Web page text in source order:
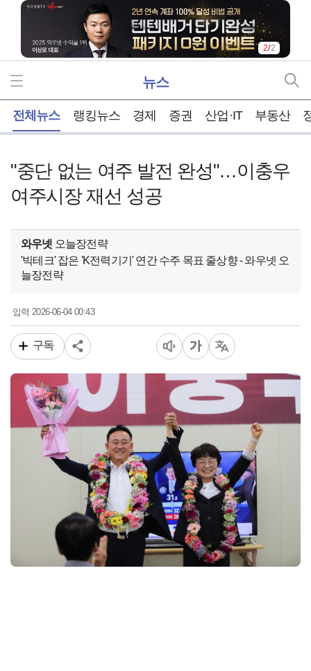
2/2
뉴스
전체뉴스 랭킹뉴스 경제 증권 산업·IT 부동산
"중단 없는 여주 발전 완성"…이충우
여주시장 재선 성공
와우넷 오늘장전략
'빅테크' 잡은 'K전력기기' 연간 수주 목표 줄상향 - 와우넷 오
늘장전략
입력 2026-06-04 00:43
구독